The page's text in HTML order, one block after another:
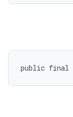
public final